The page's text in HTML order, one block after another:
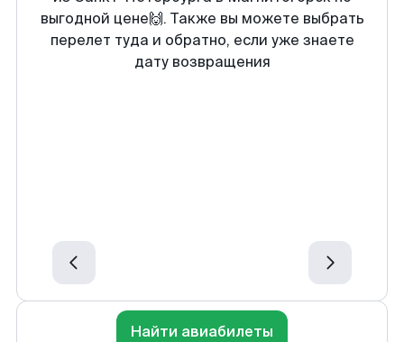
выгодной цене🙌. Также вы можете выбрать
перелет туда и обратно, если уже знаете
дату возвращения
Найти авиабилеты